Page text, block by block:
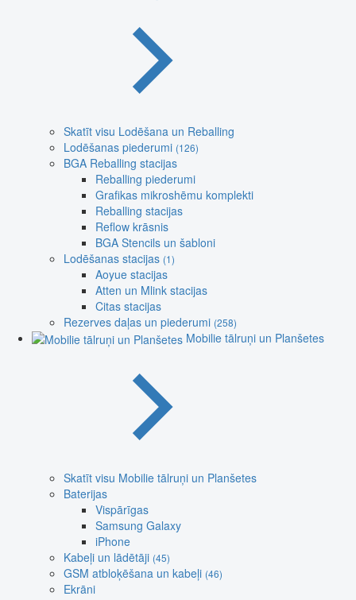
Skatīt visu Lodēšana un Reballing
Lodēšanas piederumi (126)
BGA Reballing stacijas
Reballing piederumi
Grafikas mikroshēmu komplekti
Reballing stacijas
Reflow krāsnis
BGA Stencils un šabloni
Lodēšanas stacijas (1)
Aoyue stacijas
Atten un Mlink stacijas
Citas stacijas
Rezerves daļas un piederumi (258)
Mobilie tālruņi un Planšetes
Skatīt visu Mobilie tālruņi un Planšetes
Baterijas
Vispārīgas
Samsung Galaxy
iPhone
Kabeļi un lādētāji (45)
GSM atbloķēšana un kabeļi (46)
Ekrāni